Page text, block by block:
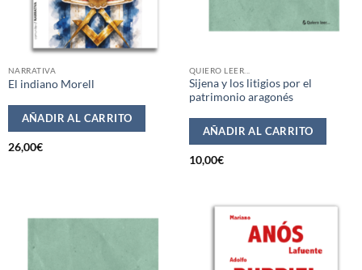
NARRATIVA
El indiano Morell
AÑADIR AL CARRITO
26,00€
QUIERO LEER...
Sijena y los litigios por el
patrimonio aragonés
AÑADIR AL CARRITO
10,00€